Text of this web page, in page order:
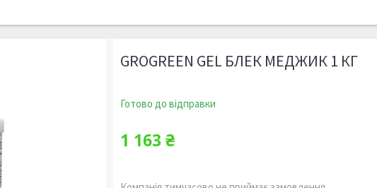
GROGREEN GEL БЛЕК МЕДЖИК 1 КГ
Готово до відправки
1 163 ₴